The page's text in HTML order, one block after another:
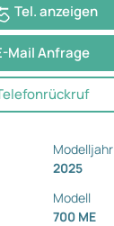
Tel. anzeigen
Mail Anfrage
Modelljahr
2025
Modell
700 ME